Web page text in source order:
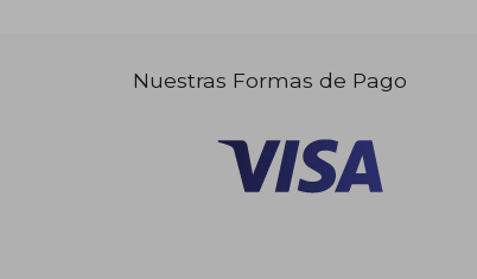
Nuestras Formas de Pago